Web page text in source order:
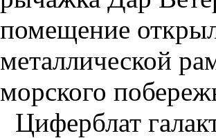
помещение
металлической
морского
Циферблат